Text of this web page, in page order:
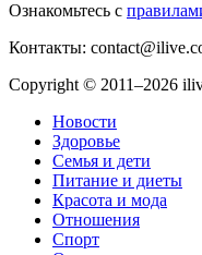
Ознакомьтесь с
Контакты:
Copyright © 2011–2026
Новости
Здоровье
Семья и дети
Питание и диеты
Красота и мода
Отношения
Спорт